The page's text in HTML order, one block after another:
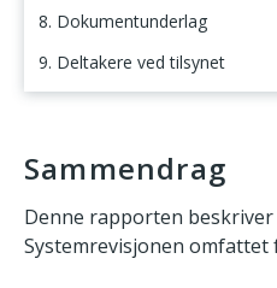
8. Dokumentunderlag
9. Deltakere ved tilsynet
Sammendrag
Denne rapporten
Systemrevisjonen omfattet